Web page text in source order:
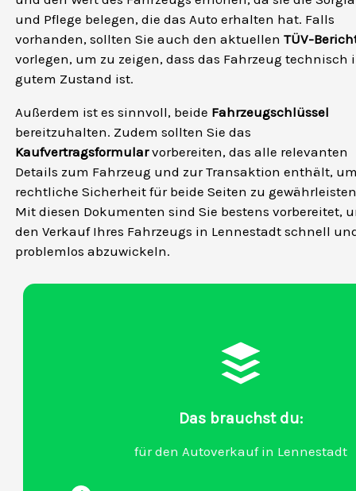
und Pflege belegen, die das Auto erhalten hat. Falls
vorhanden, sollten Sie auch den aktuellen TÜV-
vorlegen, um zu zeigen, dass das Fahrzeug technisch
gutem Zustand ist.
Außerdem ist es sinnvoll, beide Fahrzeugschlüssel
bereitzuhalten. Zudem sollten Sie das
Kaufvertragsformularvorbereiten, das alle relevanten
Details zum Fahrzeug und zur Transaktion enthält,
rechtliche Sicherheit für beide Seiten zu
Mit diesen Dokumenten sind Sie bestens vorbereitet,
den Verkauf Ihres Fahrzeugs in Lennestadt schnell
problemlos abzuwickeln.
Das brauchst du:
für den Autoverkauf in Lennestadt